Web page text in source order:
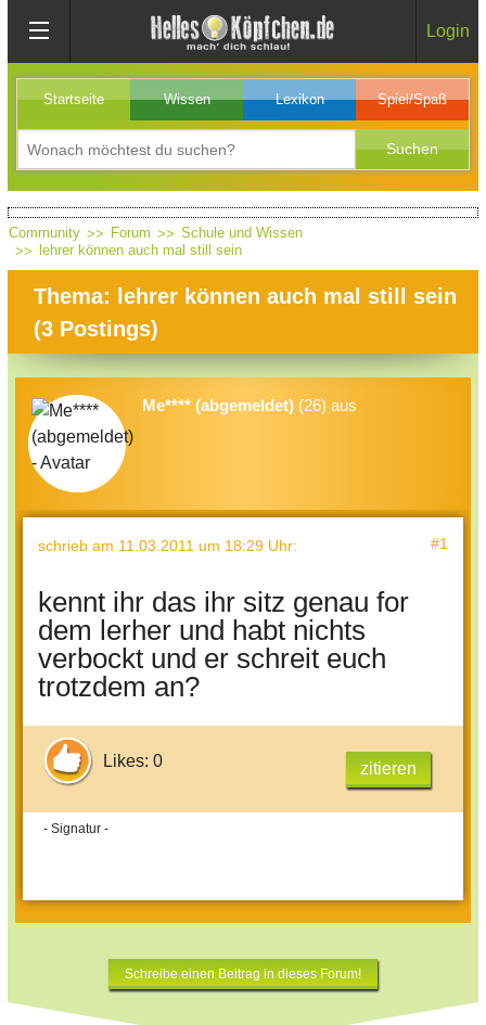
Login
Startseite Wissen Lexikon Spiel/Spaß
Community Forum
Schule und Wissen
lehrer können auch mal still sein
Thema: lehrer können auch mal still sein
(3 Postings)
Me**** (abgemeldet) (26) aus
schrieb am 11.03.2011 um 18:29 Uhr: #1
kennt ihr das ihr sitz genau for
dem lerher und habt nichts
verbockt und er schreit euch
trotzdem an?
Likes: 0 zitieren
- Signatur -
Schreibe einen Beitrag in dieses Forum!